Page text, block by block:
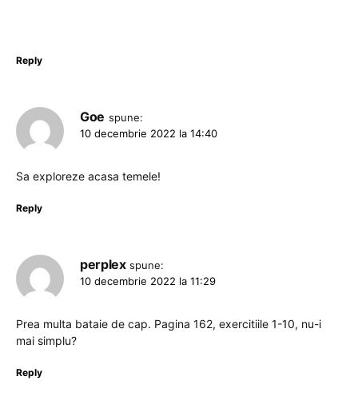
Reply
Goe spune:
10 decembrie 2022 la 14:40
Sa exploreze acasa temele!
Reply
perplex spune:
10 decembrie 2022 la 11:29
Prea multa bataie de cap. Pagina 162, exercitiile 1-10, nu-i
mai simplu?
Reply